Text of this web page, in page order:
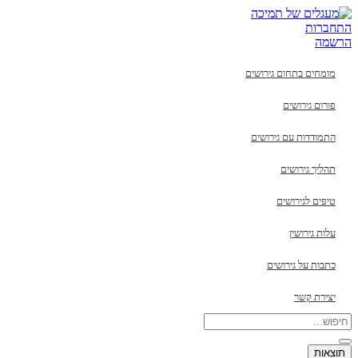
דלג
לתוכן
התחברות
הרשמה
מומחים בתחום גירושים
פורום גירושים
התמודדות עם גירושים
תהליך גירושים
טיפים לגירושים
עלות גירושין
כתבות על גירושים
יצירת קשר
Search
...
תוצאות